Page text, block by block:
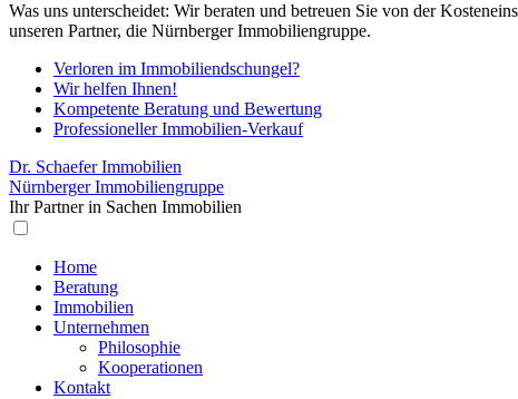
Was uns unterscheidet: Wir beraten und betreuen Sie von der
unseren Partner, die Nürnberger Immobiliengruppe.
Verloren im Immobiliendschungel?
Wir helfen Ihnen!
Kompetente Beratung und Bewertung
Professioneller Immobilien-Verkauf
Dr. Schaefer Immobilien
Nürnberger Immobiliengruppe
Ihr Partner in Sachen Immobilien
Home
Beratung
Immobilien
Unternehmen
Philosophie
Kooperationen
Kontakt